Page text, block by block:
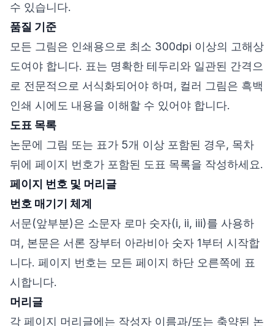
수 있습니다.
품질 기준
모든 그림은 인쇄용으로 최소 300dpi 이상의 고해상
도여야 합니다. 표는 명확한 테두리와 일관된 간격으
로 전문적으로 서식화되어야 하며, 컬러 그림은 흑백
인쇄 시에도 내용을 이해할 수 있어야 합니다.
도표 목록
논문에 그림 또는 표가 5개 이상 포함된 경우, 목차
뒤에 페이지 번호가 포함된 도표 목록을 작성하세요.
페이지 번호 및 머리글
번호 매기기 체계
서문(앞부분)은 소문자 로마 숫자(i, ii, iii)를 사용하
며, 본문은 서론 장부터 아라비아 숫자 1부터 시작합
니다. 페이지 번호는 모든 페이지 하단 오른쪽에 표
시합니다.
머리글
각 페이지 머리글에는 작성자 이름과/또는 축약된 논